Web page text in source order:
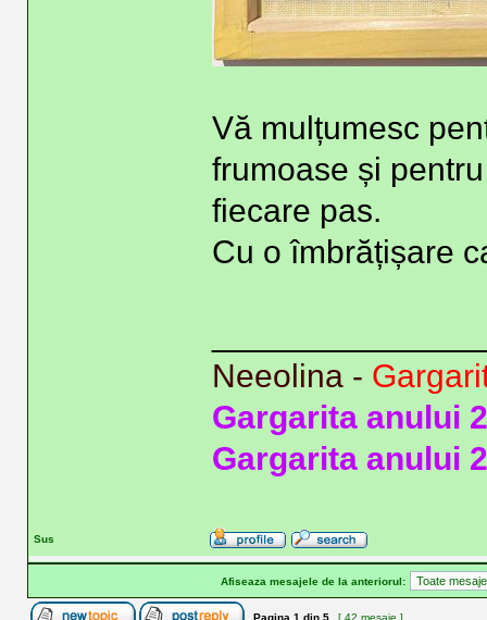
Vă mulțumesc
frumoase și
fiecare pas.
Cu o îmbrățișare
Neeolina -
Gargarita anului
Gargarita anului
Sus
Afiseaza mesajele de la anteriorul:
Pagina 1 din 5 [ 42 mesaje ]